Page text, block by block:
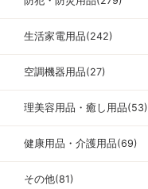
生活家電用品(242)
空調機器用品(27)
理美容用品・癒し用品(53)
健康用品・介護用品(69)
その他(81)